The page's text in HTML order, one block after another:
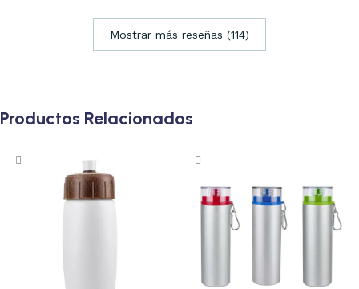
Mostrar más reseñas (114)
Productos Relacionados